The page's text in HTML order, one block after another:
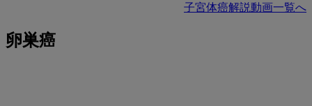
子宮体癌解説動画一覧へ
卵巣癌